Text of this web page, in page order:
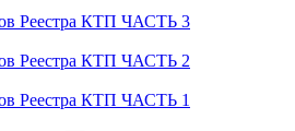
Реестра КТП ЧАСТЬ 3
Реестра КТП ЧАСТЬ 2
Реестра КТП ЧАСТЬ 1